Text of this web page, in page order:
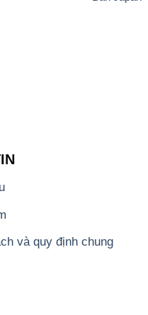
và quy định chung
KINH DOANH - CÔNG
PHÁT